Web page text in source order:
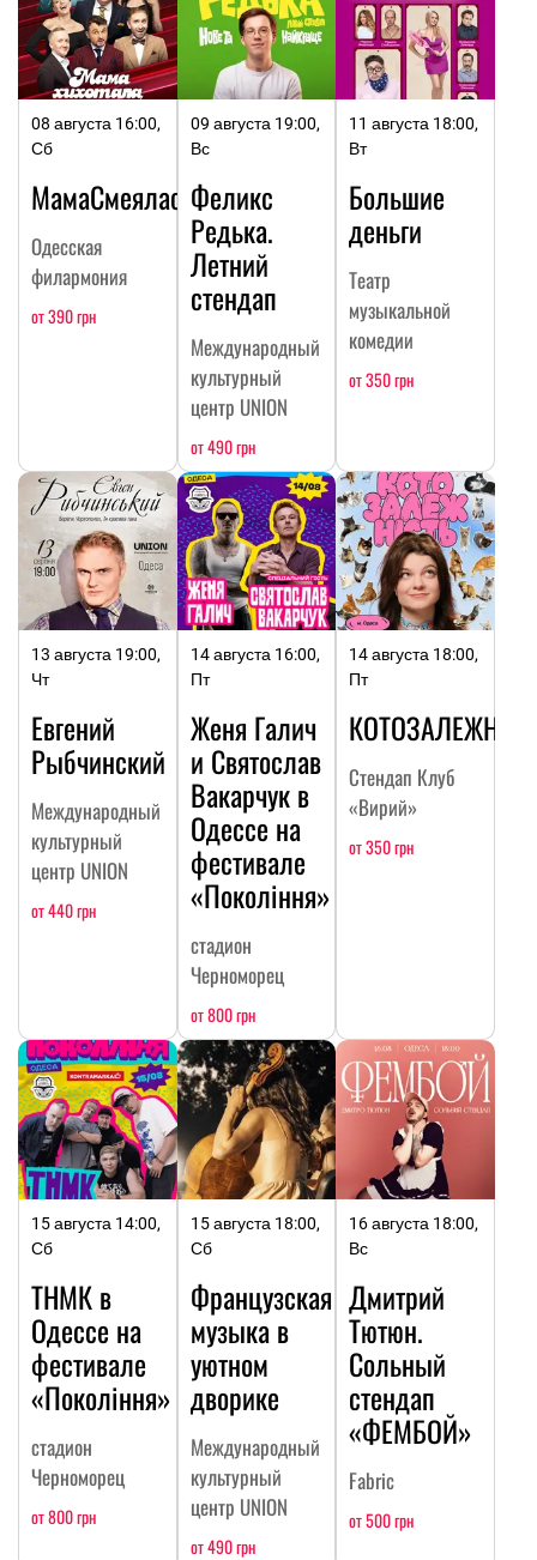
08 августа 16:00,
Сб
МамаСмеялась
Одесская
филармония
от 390 грн
09 августа 19:00,
Вс
Феликс
Редька.
Летний
стендап
Международный
культурный
центр UNION
от 490 грн
11 августа 18:00,
Вт
Большие
деньги
Театр
музыкальной
комедии
от 350 грн
13 августа 19:00,
Чт
Евгений
Рыбчинский
Международный
культурный
центр UNION
от 440 грн
14 августа 16:00,
Пт
Женя Галич
и Святослав
Вакарчук в
Одессе на
фестивале
«Покоління»
стадион
Черноморец
от 800 грн
14 августа 18:00,
Пт
Стендап Клуб
«Вирий»
от 350 грн
15 августа 14:00,
Сб
ТНМК в
Одессе на
фестивале
«Покоління»
стадион
Черноморец
от 800 грн
15 августа 18:00,
Сб
Французская
музыка в
уютном
дворике
Международный
культурный
центр UNION
от 490 грн
16 августа 18:00,
Вс
Дмитрий
Тютюн.
Сольный
стендап
«ФЕМБОЙ»
Fabric
от 500 грн